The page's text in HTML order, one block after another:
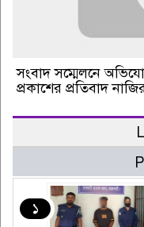
সংবাদ সম্মেলনে
প্রকাশের প্রতিবাদ
১